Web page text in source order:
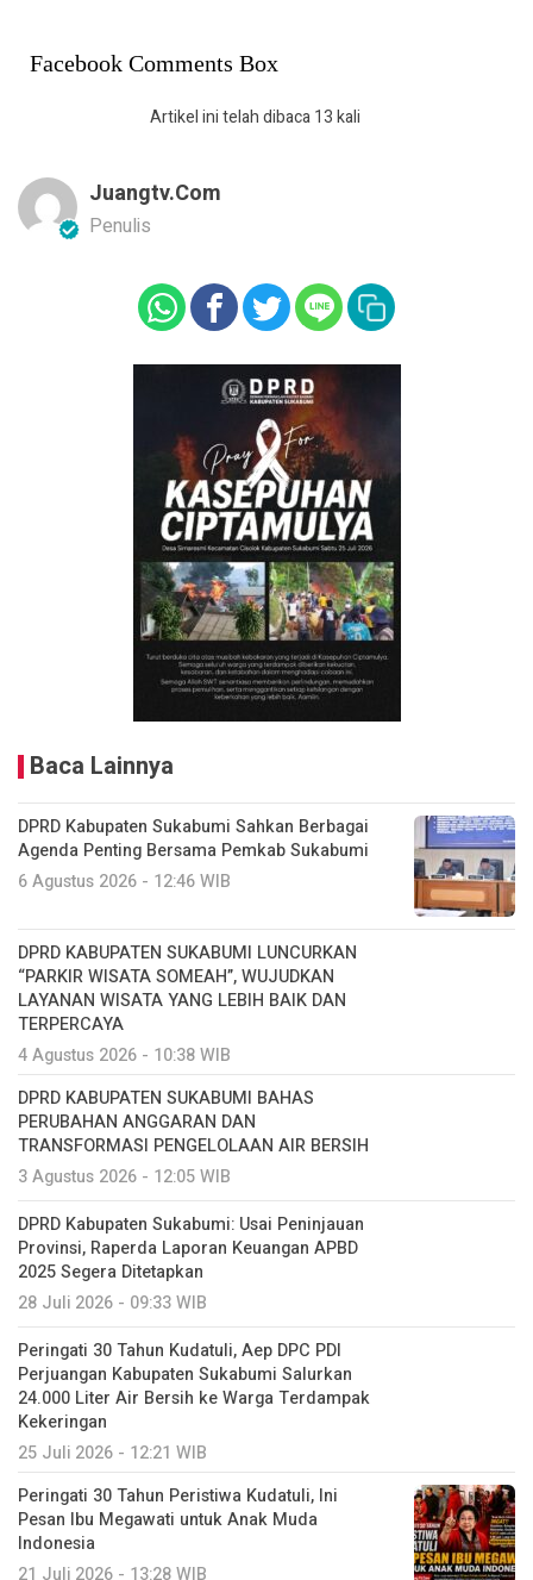
Facebook Comments Box
Artikel ini telah dibaca 13 kali
Juangtv.com
Penulis
Baca Lainnya
DPRD Kabupaten Sukabumi Sahkan Berbagai
Agenda Penting Bersama Pemkab Sukabumi
6 Agustus 2026 - 12:46 WIB
DPRD KABUPATEN SUKABUMI LUNCURKAN
“PARKIR WISATA SOMEAH”, WUJUDKAN
LAYANAN WISATA YANG LEBIH BAIK DAN
TERPERCAYA
4 Agustus 2026 - 10:38 WIB
DPRD KABUPATEN SUKABUMI BAHAS
PERUBAHAN ANGGARAN DAN
TRANSFORMASI PENGELOLAAN AIR BERSIH
3 Agustus 2026 - 12:05 WIB
DPRD Kabupaten Sukabumi: Usai Peninjauan
Provinsi, Raperda Laporan Keuangan APBD
2025 Segera Ditetapkan
28 Juli 2026 - 09:33 WIB
Peringati 30 Tahun Kudatuli, Aep DPC PDI
Perjuangan Kabupaten Sukabumi Salurkan
24.000 Liter Air Bersih ke Warga Terdampak
Kekeringan
25 Juli 2026 - 12:21 WIB
Peringati 30 Tahun Peristiwa Kudatuli, Ini
Pesan Ibu Megawati untuk Anak Muda
Indonesia